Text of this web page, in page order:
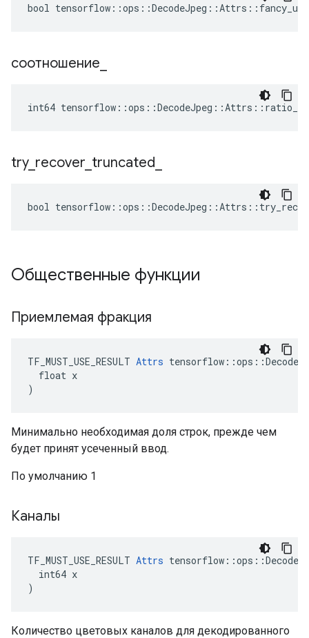
bool
соотношение
int64 tensorflow::ops::DecodeJpeg::Attrs::ratio_
try_ recover truncated
bool
Общественные функции
Приемлемая фракция
TF_MUST_USE_RESULT Attrs
  float x
)
Минимально необходимая доля строк, прежде чем
будет принят усеченный ввод.
По умолчанию 1
Каналы
TF_MUST_USE_RESULT Attrs
  int64 x
)
Количество цветовых каналов для декодированного